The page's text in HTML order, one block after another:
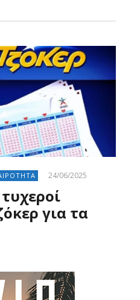
24/06/2025
για τα